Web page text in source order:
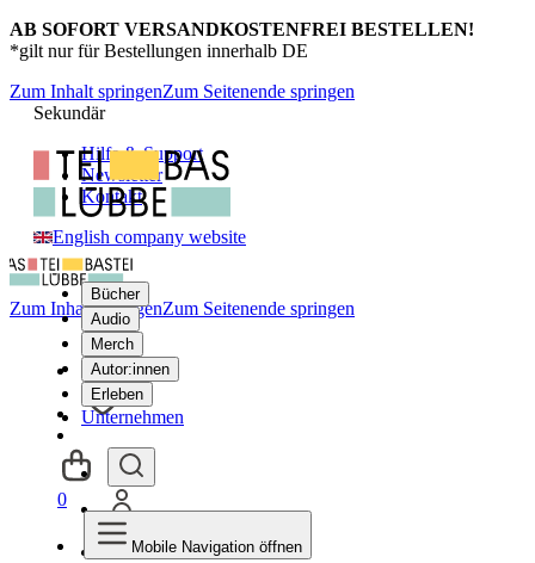
AB SOFORT VERSANDKOSTENFREI BESTELLEN!
*gilt nur für Bestellungen innerhalb DE
Zum Inhalt springenZum Seitenende springen
Sekundär
Hilfe & Support
Newsletter
Kontakt
English company website
Bücher
Audio
Merch
Autor:innen
Erleben
Unternehmen
Zum Inhalt springenZum Seitenende springen
0
Mobile Navigation öffnen